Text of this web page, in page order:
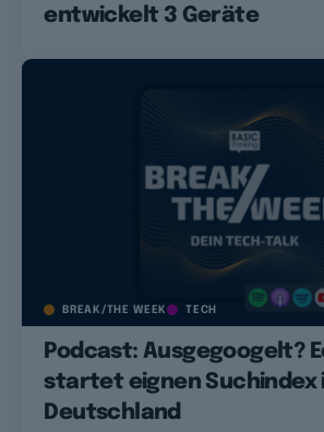
entwickelt 3 Geräte
BREAK/THE WEEK TECH
Podcast: Ausgegoogelt?
startet eignen Suchindex
Deutschland